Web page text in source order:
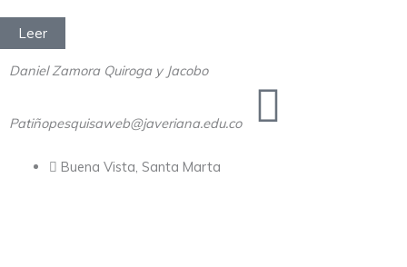
Leer
Daniel Zamora Quiroga y Jacobo
Patiñopesquisaweb@javeriana.edu.co
Buena Vista, Santa Marta